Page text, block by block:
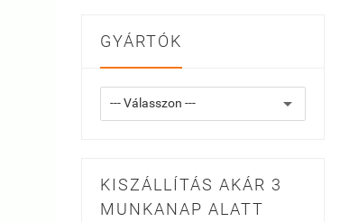
GYÁRTÓK
KISZÁLLÍTÁS AKÁR 3
MUNKANAP ALATT